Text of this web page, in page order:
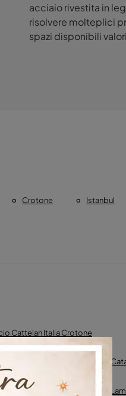
acciaio rivestita in
risolvere molteplici
spazi disponibili
Crotone Istanbul
Cattelan Italia Crotone
Di Scrivanie Direzionali A
Di Scrivanie Direzionali A